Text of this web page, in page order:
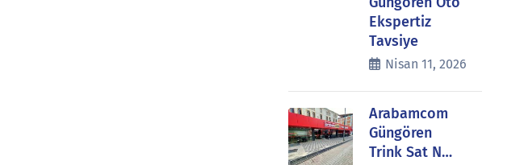
Ekspertiz
Tavsiye
Nisan 11, 2026
Arabamcom
Güngören
Trink Sat N…